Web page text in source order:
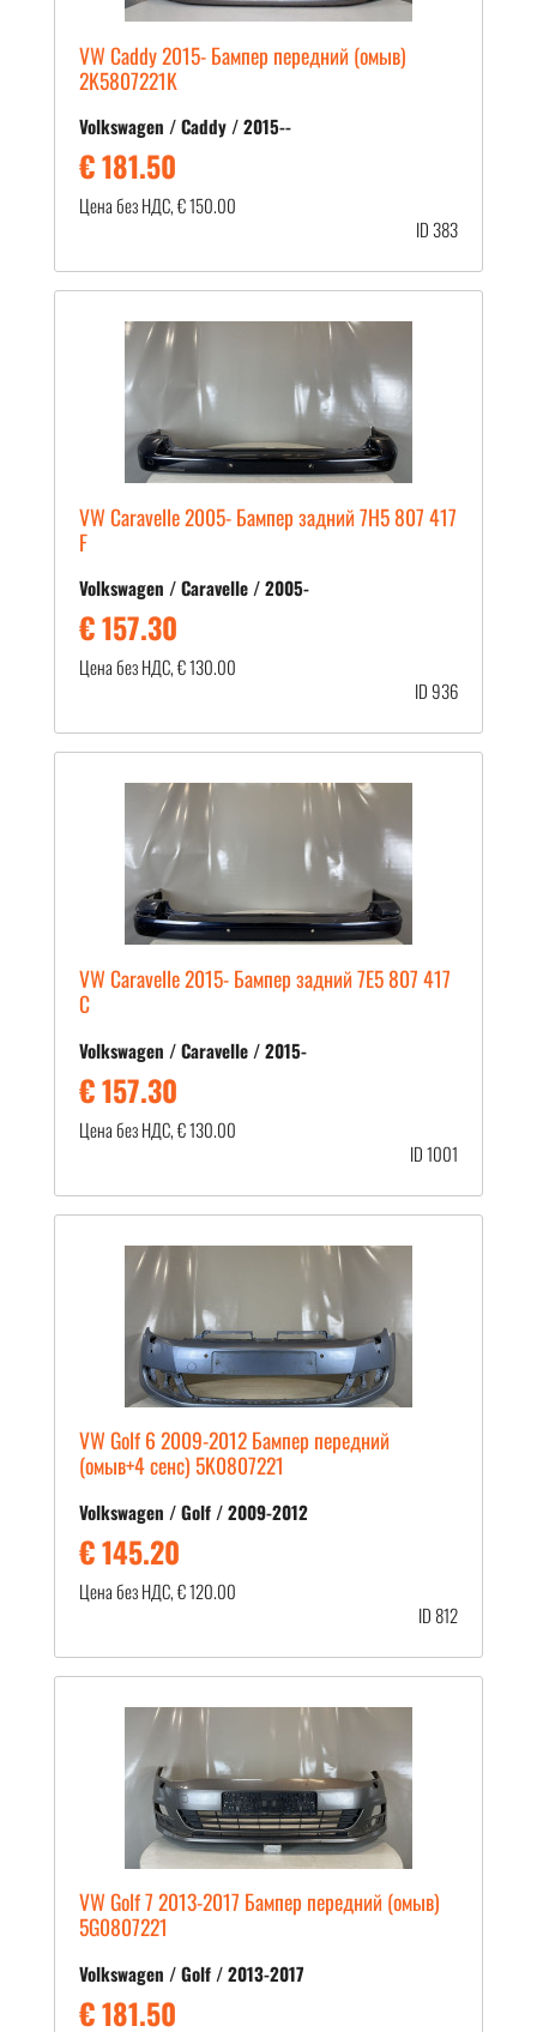
VW Caddy 2015- Бампер передний (омыв)
2K5807221K
Volkswagen / Caddy / 2015--
€ 181.50
Цена без НДС, € 150.00
ID 383
VW Caravelle 2005- Бампер задний 7H5 807 417
F
Volkswagen / Caravelle / 2005-
€ 157.30
Цена без НДС, € 130.00
ID 936
VW Caravelle 2015- Бампер задний 7E5 807 417
C
Volkswagen / Caravelle / 2015-
€ 157.30
Цена без НДС, € 130.00
ID 1001
VW Golf 6 2009-2012 Бампер передний
(омыв+4 сенс) 5K0807221
Volkswagen / Golf / 2009-2012
€ 145.20
Цена без НДС, € 120.00
ID 812
VW Golf 7 2013-2017 Бампер передний (омыв)
5G0807221
Volkswagen / Golf / 2013-2017
€ 181.50